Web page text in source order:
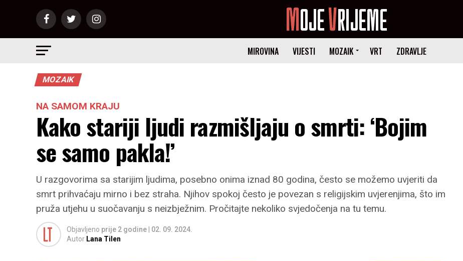
MIROVINA VIJESTI MOZAIK VRT ZDRAVLJE
MOZAIK
NA SAMOM KRAJU
Kako stariji ljudi razmišljaju o smrti: ‘Bojim
se samo pakla!’
U razgovorima sa starijim ljudima, posebno onima iznad 80 godina, često se možemo uvjeriti da
smrt prihvaćaju mirno i bez straha. Njihov spokoj često je povezan s religijskim uvjerenjima, što im
pruža utjehu u suočavanju s neizbježnim. Pročitajte nekoliko svjedočenja na tu temu.
Objavljeno prije 2 godine
02. 09. 2024.
Autor Lana Tilen